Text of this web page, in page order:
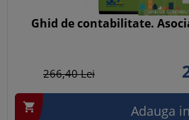
Ghid de contabilitate.
266,40Lei
 Adauga